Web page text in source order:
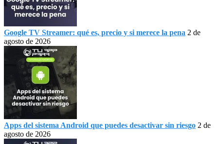
Google TV Streamer: qué es, precio y si merece la pena 2 de
agosto de 2026
Apps del sistema Android que puedes desactivar sin riesgo 2 de
agosto de 2026